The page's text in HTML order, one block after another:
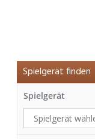
Spielgerät finden
Spielgerät